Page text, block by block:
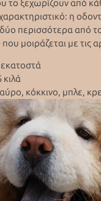
το ξεχωρίζουν από
η
δύο περισσότερα από
μοιράζεται με τις
κιλά
κόκκινο, μπλε,